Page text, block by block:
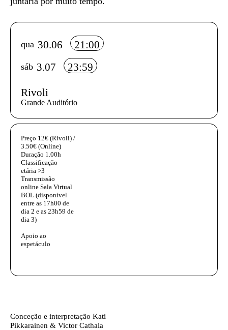
Info sobre horário e bilhetes
qua 30.06 21:00
sáb 3.07 23:59
Rivoli
Grande Auditório
InformaÃ§Ã£o adicional
Preço 12€ (Rivoli) /
3.50€ (Online)
Duração 1.00h
Classificação
etária >3
Transmissão
online Sala Virtual
BOL (disponível
entre as 17h00 de
dia 2 e as 23h59 de
dia 3)
Apoio ao
espetáculo
Conceção e interpretação Kati
Pikkarainen & Victor Cathala